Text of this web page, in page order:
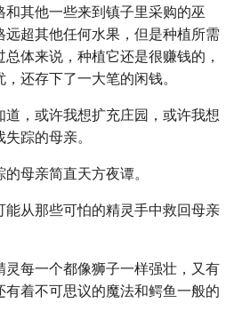
其他一些来到镇子里采购的巫
超其他任何水果，但是种植所需
体来说，种植它还是很赚钱的，
还存下了一大笔的闲钱。
，或许我想扩充庄园，或许我想
踪的母亲。
母亲简直天方夜谭。
从那些可怕的精灵手中救回母亲
灵每一个都像狮子一样强壮，又有
着不可思议的魔法和鳄鱼一般的